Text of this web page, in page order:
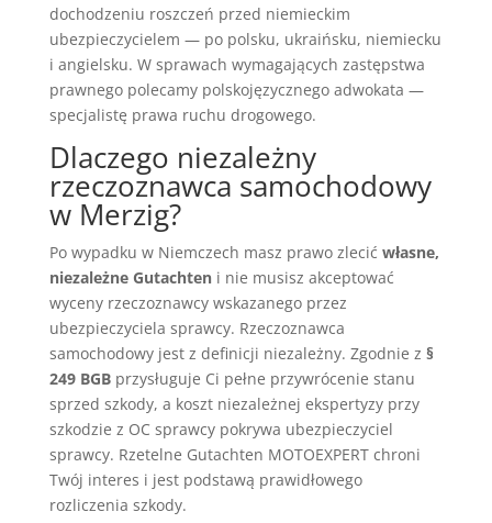
dochodzeniu roszczeń przed niemieckim
ubezpieczycielem — po polsku, ukraińsku, niemiecku
i angielsku. W sprawach wymagających zastępstwa
prawnego polecamy polskojęzycznego adwokata —
specjalistę prawa ruchu drogowego.
Dlaczego niezależny
rzeczoznawca samochodowy
w Merzig?
Po wypadku w Niemczech masz prawo zlecić własne,
niezależne Gutachteni nie musisz akceptować
wyceny rzeczoznawcy wskazanego przez
ubezpieczyciela sprawcy. Rzeczoznawca
samochodowy jest z definicji niezależny. Zgodnie z §
249 BGBprzysługuje Ci pełne przywrócenie stanu
sprzed szkody, a koszt niezależnej ekspertyzy przy
szkodzie z OC sprawcy pokrywa ubezpieczyciel
sprawcy. Rzetelne Gutachten MOTOEXPERT chroni
Twój interes i jest podstawą prawidłowego
rozliczenia szkody.